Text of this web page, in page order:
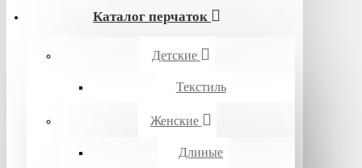
Каталог перчаток
Детские
Текстиль
Женские
Длиные